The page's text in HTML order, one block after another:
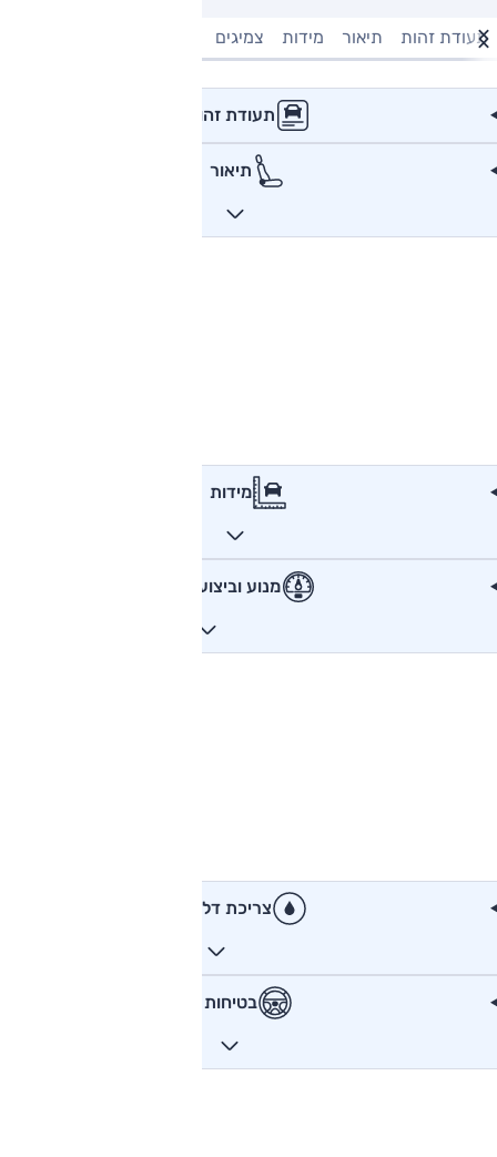
תעודת זהות תיאור מידות צמיגים
תעודת זהות
תיאור
מידות
מנוע וביצועים
צריכת דלק
בטיחות